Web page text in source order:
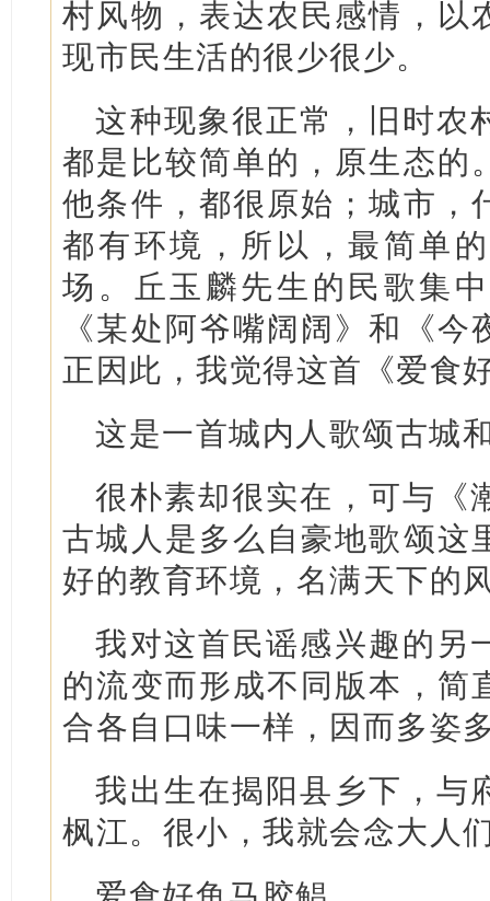
村风物，表达农民感情，以
现市民生活的很少很少。
这种现象很正常，旧时农
都是比较简单的，原生态的
他条件，都很原始；城市，
都有环境，所以，最简单
场。丘玉麟先生的民歌集
《某处阿爷嘴阔阔》和《
正因此，我觉得这首《爱食
这是一首城内人歌颂古城
很朴素却很实在，可与《
古城人是多么自豪地歌颂这
好的教育环境，名满天下的
我对这首民谣感兴趣的另
的流变而形成不同版本，简
合各自口味一样，因而多姿
我出生在揭阳县乡下，与
枫江。很小，我就会念大人